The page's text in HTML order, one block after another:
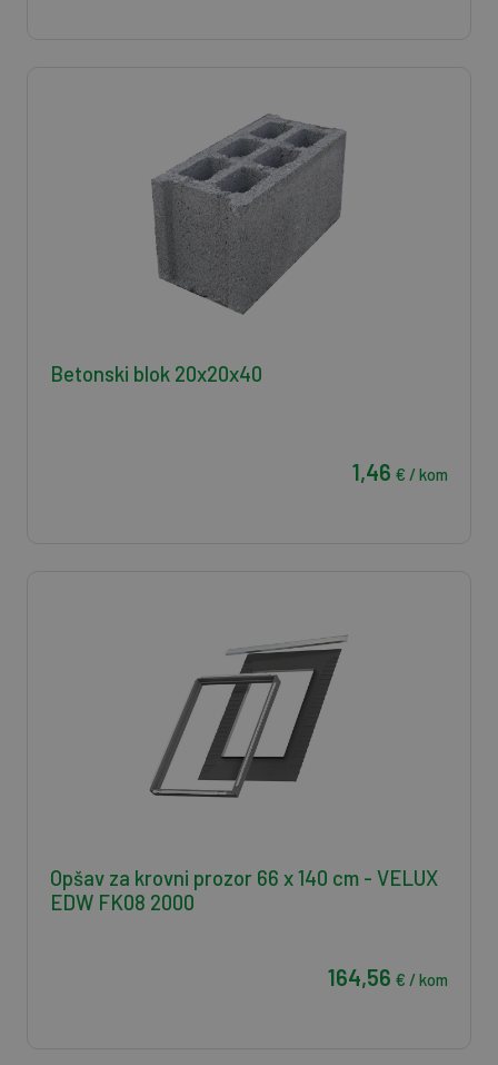
Betonski blok 20x20x40
1,46 € / kom
Opšav za krovni prozor 66 x 140 cm - VELUX
EDW FK08 2000
164,56 € / kom